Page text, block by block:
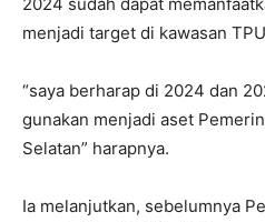
menjadi target di kawasan
“saya berharap di 2024 dan
gunakan menjadi aset
Selatan” harapnya.
Ia melanjutkan, sebelumnya